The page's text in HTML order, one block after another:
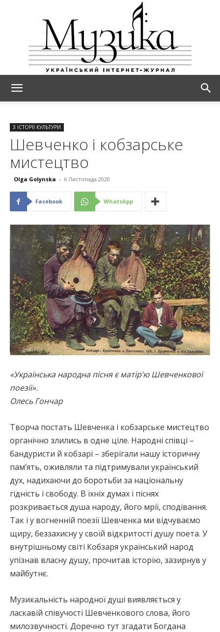
З ІСТОРІЇ КУЛЬТУРИ
Шевченко і кобзарське
мистецтво
Olga Golynska - 6 Листопада 2020
Facebook WhatsApp
«Українська народна пісня є матір’ю Шевченкової
поезії».
Олесь Гончар
Творча постать Шевченка і кобзарське мистецтво
органічно злились в одне ціле. Народні співці –
бандуристи й кобзарі – зберігали нашу історичну
пам’ять, оживляли та підтримували український
дух, надихаючи до боротьби за національну
гідність і свободу. В їхніх думах і піснях
розкривається душа народу, його мрії, сподівання.
Так і у вогненній поезії Шевченка ми відчуваємо
щиру, беззахисну у своїй відкритості душу поета. У
внутрішньому світі Кобзаря український народ
упізнав власну душу, прочитав історію, зазирнув у
майбутнє.
Музикальність народної душі виявляється у
ласкавій співучості Шевченкового слова, його
милозвучності. Доречно тут згадати Богдана